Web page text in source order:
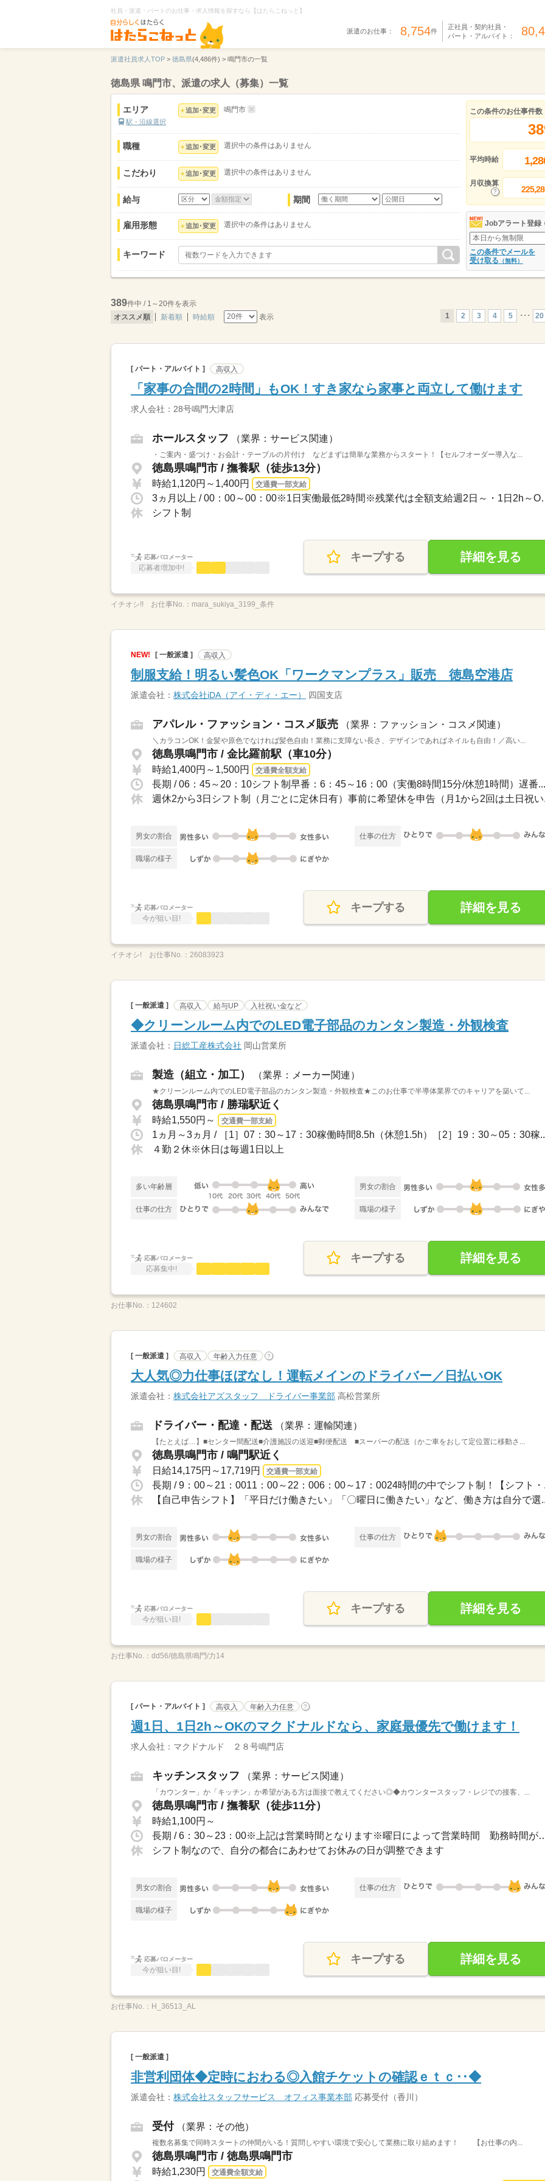
社員・派遣・パートのお仕事・求人情報を探すなら【はたらこねっと】
派遣のお仕事： 8,754件
正社員・契約社員・
パート・アルバイト：
派遣社員求人TOP > 徳島県(4,486件) > 鳴門市の一覧
徳島県 鳴門市、派遣の求人（募集）一覧
エリア
駅・沿線選択
追加･変更 鳴門市
職種 追加･変更 選択中の条件はありません
こだわり 追加･変更 選択中の条件はありません
給与 期間
雇用形態 追加･変更 選択中の条件はありません
キーワード
この条件のお仕事件数
平均時給
月収換算
Jobアラート登録
この条件でメールを
受け取る （無料）
389件中 / 1～20件を表示
オススメ順
新着順 時給順 表示 1 2 3 4 5 ･･･ 20
[ パート・アルバイト ] 高収入
「家事の合間の2時間」もOK！すき家なら家事と両立して働けます
求人会社：28号鳴門大津店
ホールスタッフ （業界：サービス関連）
・ご案内・盛つけ・お会計・テーブルの片付け などまずは簡単な業務からスタート！【セルフオーダー導入な...
徳島県鳴門市 / 撫養駅（徒歩13分）
時給1,120円～1,400円 交通費一部支給
3ヵ月以上 / 00：00
シフト制
応募バロメーター
応募者増加中!
キープする 詳細を見る
イチオシ!! お仕事No.： mara_sukiya_3199_条件
NEW! [ 一般派遣 ] 高収入
制服支給！明るい髪色OK「ワークマンプラス」販売 徳島空港店
派遣会社： 株式会社iDA（アイ・ディ・エー） 四国支店
アパレル・ファッション・コスメ販売 （業界：ファッション・コスメ関連）
＼カラコンOK！金髪や原色でなければ髪色自由！業務に支障ない長さ、デザインであればネイルも自由！／高い...
徳島県鳴門市 / 金比羅前駅（車10分）
時給1,400円～1,500円 交通費全額支給
長期 / 06：45～20：10シフト制早番：6：45～16：00（実働8時間15分/休憩1時間）遅番...
週休2から3日シフト制（月ごとに定休日有）事前に希望休を申告（月1から2回は土日祝い
男女の割合 仕事の仕方
職場の様子
応募バロメーター
今が狙い目!
キープする 詳細を見る
イチオシ! お仕事No.： 26083923
[ 一般派遣 ] 高収入 給与UP 入社祝い金など
◆クリーンルーム内でのLED電子部品のカンタン製造・外観検査
派遣会社： 日総工産株式会社 岡山営業所
製造（組立・加工） （業界：メーカー関連）
★クリーンルーム内でのLED電子部品のカンタン製造・外観検査★このお仕事で半導体業界でのキャリアを築いて...
徳島県鳴門市 / 勝瑞駅近く
時給1,550円～ 交通費一部支給
1ヵ月～3ヵ月 / ［1］07：30～17：30稼働時間8.5h（休憩1.5h）［2］19：30～05：30稼
４勤２休※休日は毎週1日以上
多い年齢層 男女の割合
仕事の仕方 職場の様子
応募バロメーター
応募集中!
キープする 詳細を見る
お仕事No.： 124602
[ 一般派遣 ] 高収入 年齢入力任意 ?
大人気◎力仕事ほぼなし！運転メインのドライバー／日払いOK
派遣会社： 株式会社アズスタッフ ドライバー事業部 高松営業所
ドライバー・配達・配送 （業界：運輸関連）
【たとえば…】■センター間配送■介護施設の送迎■郵便配送 ■スーパーの配送（かご車をおして定位置に移動さ...
徳島県鳴門市 / 鳴門駅近く
日給14,175円～17,719円 交通費一部支給
長期 / 9：00～21：0011：00～22：006：00～17：0024時間の中でシフト制！【シフト・
【自己申告シフト】「平日だけ働きたい」「〇曜日に働きたい」など、働き方は自分で選
男女の割合 仕事の仕方
職場の様子
応募バロメーター
今が狙い目!
キープする 詳細を見る
お仕事No.： dd56/徳島県鳴門/力14
[ パート・アルバイト ] 高収入 年齢入力任意 ?
週1日、1日2h～OKのマクドナルドなら、家庭最優先で働けます！
求人会社：マクドナルド ２８号鳴門店
キッチンスタッフ （業界：サービス関連）
「カウンター」か「キッチン」か希望がある方は面接で教えてください◎◆カウンタースタッフ・レジでの接客、...
徳島県鳴門市 / 撫養駅（徒歩11分）
時給1,100円～
長期 / 6：30～23：00※上記は営業時間と
シフト制なので、自分の都合にあわせてお休みの日が調整できます
男女の割合 仕事の仕方
職場の様子
応募バロメーター
今が狙い目!
キープする 詳細を見る
お仕事No.： H_36513_AL
[ 一般派遣 ]
非営利団体◆定時におわる◎入館チケットの確認ｅｔｃ‥◆
派遣会社： 株式会社スタッフサービス オフィス事業本部 応募受付（香川）
受付 （業界：その他）
複数名募集で同時スタートの仲間がいる！質問しやすい環境で安心して業務に取り組めます！ 【お仕事の内...
徳島県鳴門市 / 徳島県鳴門市
時給1,230円 交通費全額支給